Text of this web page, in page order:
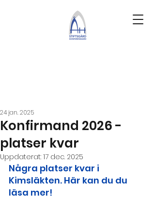
Konfirmand 2026 -
platser kvar
24 jan. 2025
Uppdaterat: 17 dec. 2025
Några platser kvar i
Kimsläkten. Här kan du du
läsa mer!